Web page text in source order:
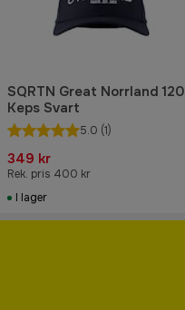
SQRTN Great Norrland 120
Keps Svart
5.0 (1)
349 kr
Rek. pris 400 kr
I lager